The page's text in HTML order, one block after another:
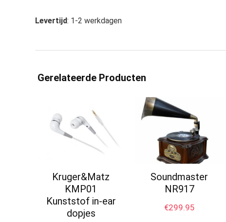
Levertijd: 1-2 werkdagen
Gerelateerde Producten
Kruger&Matz
KMP01
Kunststof in-ear
dopjes
Soundmaster
NR917
€299.95